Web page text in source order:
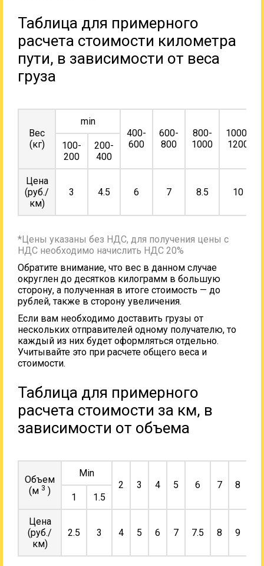
Таблица для примерного
расчета стоимости километра
пути, в зависимости от веса
груза
Вес
(кг)
min
400-
600
600-
800
800-
1000
1000-
1200
100-
200
200-
400
Цена
(руб./
км)
3 4.5 6 7 8.5 10
*Цены указаны без НДС, для получения цены с
НДС необходимо начислить НДС 20%
Обратите внимание, что вес в данном случае
округлен до десятков килограмм в большую
сторону, а полученная в итоге стоимость — до
рублей, также в сторону увеличения.
Если вам необходимо доставить грузы от
нескольких отправителей одному получателю, то
каждый из них будет оформляться отдельно.
Учитывайте это при расчете общего веса и
стоимости.
Таблица для примерного
расчета стоимости за км, в
зависимости от объема
Объем
(м 3 )
Min
2
3 4 5 6 7 8
1
1.5
Цена
(руб./
км)
2.5 3 4 5 6 7 7.5 8 9